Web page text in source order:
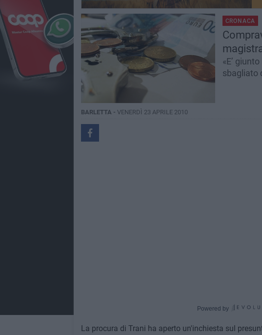
CRONACA
«E’
sbagliato
BARLETTA - VENERDÌ 23 APRILE 2010
Powered by
La procura di Trani ha aperto un'inchiesta sul